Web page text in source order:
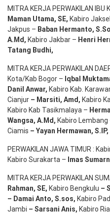
MITRA KERJA PERWAKILAN
Maman Utama, SE, Kabiro
Jakpus – Baban Hermanto,
A.Md , Kabiro Jakbar – Henri
Tatang Budhi,
MITRA KERJA PERWAKILAN
Kota/Kab Bogor – Iqbal
Danil Anwar, Kabiro Kab.
Cianjur – Marsiti, Amd , Kabiro
Kabiro Kab Tasikmalaya –
Wangsa, A.Md , Kabiro Lembang
Ciamis – Yayan Hermawan, S.IP,
PERWAKILAN JAWA TIMUR :
Kabiro Surakarta – Imas
MITRA KERJA PERWAKILAN
Rahman, SE, Kabiro Bengkulu –
– Damai Anto, S.sos, Kabiro
Jambi – Sarsani Anis, Kabiro